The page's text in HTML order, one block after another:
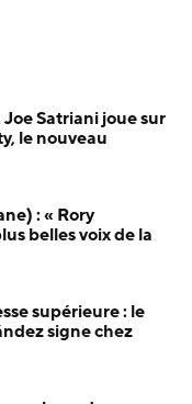
Satriani joue sur
le nouveau
: « Rory
belles voix de la
supérieure : le
signe chez